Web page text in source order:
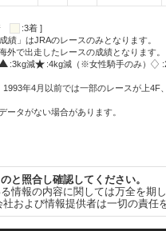
:3着 ]
」はJRAのレースのみとなります。
で出走したレースの成績となります。
:3kg減 :4kg減（※女性騎手のみ）
年4月以前では一部のレースが上4F
タがない場合があります。
と照合し確認してください。
情報の内容に関しては万全を
および情報提供者は一切の責任